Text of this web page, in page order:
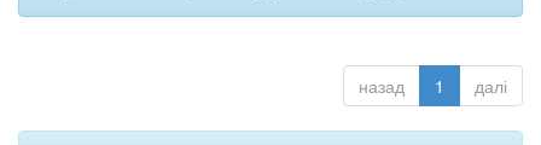
назад 1 далі